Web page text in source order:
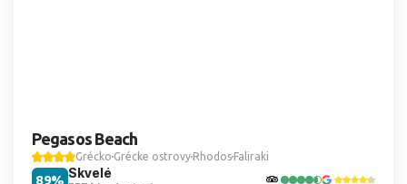
Pegasos Beach
Grécko Grécke ostrovy Rhodos Faliraki
Skvelé
89%